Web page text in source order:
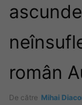
român
De către Mihai